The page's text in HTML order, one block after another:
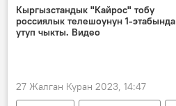
Камчыбек Ташиев
Баткен
достук
Кыргызстандык "Кайрос" тобу
россиялык телешоунун 1-этабында
утуп чыкты. Видео
27 Жалган Куран 2023, 14:47